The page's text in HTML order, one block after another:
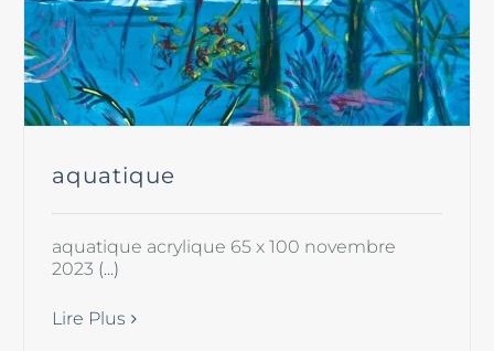
aquatique
aquatique acrylique 65 x 100 novembre
2023 (...)
Lire Plus